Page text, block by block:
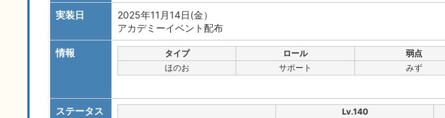
実装日
2025年11月14日(金）
アカデミーイベント配布
情報 タイプ ロール 弱点
ほのお
サポート みず
ステータス Lv.140